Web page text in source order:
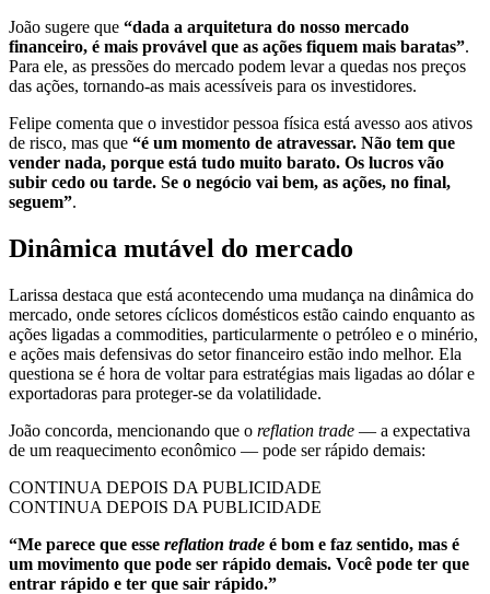
João sugere que “dada a arquitetura do nosso mercado
financeiro, é mais provável que as ações fiquem mais baratas”.
Para ele, as pressões do mercado podem levar a quedas nos preços
das ações, tornando-as mais acessíveis para os investidores.
Felipe comenta que o investidor pessoa física está avesso aos ativos
de risco, mas que “é um momento de atravessar. Não tem que
vender nada, porque está tudo muito barato. Os lucros vão
subir cedo ou tarde. Se o negócio vai bem, as ações, no final,
seguem”.
Dinâmica mutável do mercado
Larissa destaca que está acontecendo uma mudança na dinâmica do
mercado, onde setores cíclicos domésticos estão caindo enquanto as
ações ligadas a commodities, particularmente o petróleo e o minério,
e ações mais defensivas do setor financeiro estão indo melhor. Ela
questiona se é hora de voltar para estratégias mais ligadas ao dólar e
exportadoras para proteger-se da volatilidade.
João concorda, mencionando que o reflation trade — a expectativa
de um reaquecimento econômico — pode ser rápido demais:
CONTINUA DEPOIS DA PUBLICIDADE
CONTINUA DEPOIS DA PUBLICIDADE
“Me parece que esse reflation trade é bom e faz sentido, mas é
um movimento que pode ser rápido demais. Você pode ter que
entrar rápido e ter que sair rápido.”